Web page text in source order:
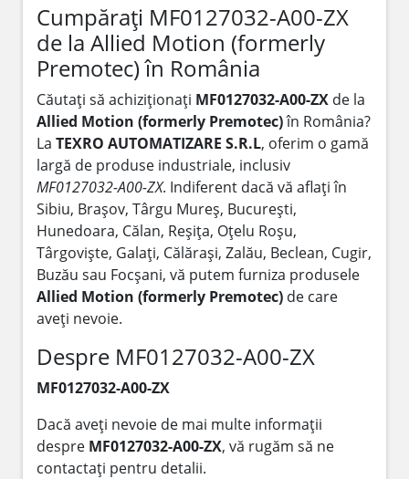
Cumpărați MF0127032-A00-ZX
de la Allied Motion (formerly
Premotec) în România
Căutați să achiziționați MF0127032-A00-ZX de la
Allied Motion (formerly Premotec)în România?
La TEXRO AUTOMATIZARE S.R.L, oferim o gamă
largă de produse industriale, inclusiv
MF0127032-A00-ZX. Indiferent dacă vă aflați în
Sibiu, Brașov, Târgu Mureș, București,
Hunedoara, Călan, Reșița, Oțelu Roșu,
Târgoviște, Galați, Călărași, Zalău, Beclean, Cugir,
Buzău sau Focșani, vă putem furniza produsele
Allied Motion (formerly Premotec) de care
aveți nevoie.
Despre MF0127032-A00-ZX
MF0127032-A00-ZX
Dacă aveți nevoie de mai multe informații
despre MF0127032-A00-ZX, vă rugăm să ne
contactați pentru detalii.